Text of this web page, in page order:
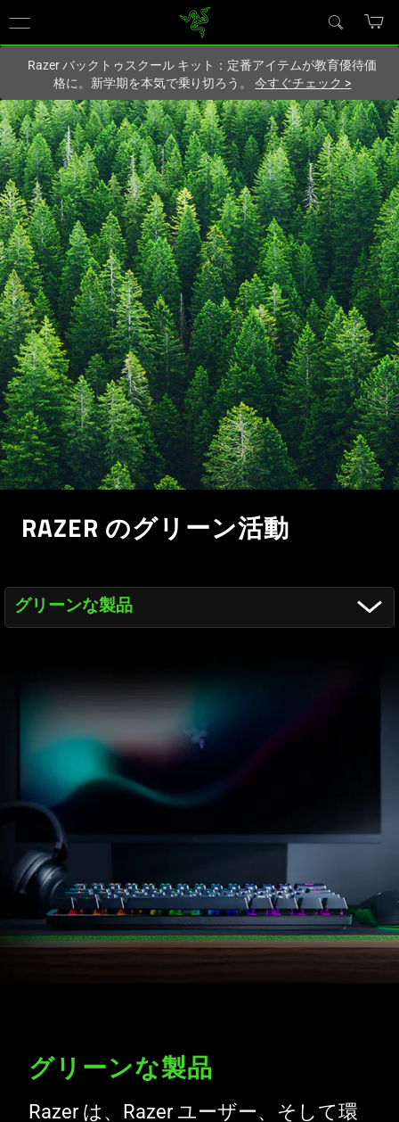
サイトにアクセスしています.
Razer バックトゥスクール キット：定番アイテムが教育優待価
格に。新学期を本気で乗り切ろう。今すぐチェック >
RAZER のグリーン活動
グリーンな製品
グリーンな製品
製品のリサイクル
責任ある設計活動
責任ある製造活動
グリーンなコミュニティ
グリーンな投資
グリーンな製品
Razer は、Razer ユーザー、そして環